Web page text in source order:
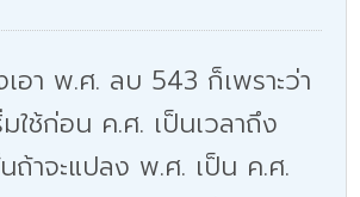
อา พ.ศ. ลบ 543 ก็เพราะว่า
ใช้ก่อน ค.ศ. เป็นเวลาถึง
าจะแปลง พ.ศ. เป็น ค.ศ.